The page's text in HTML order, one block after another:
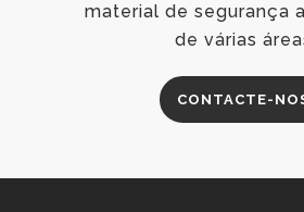
material de segurança
de várias
CONTACTE-